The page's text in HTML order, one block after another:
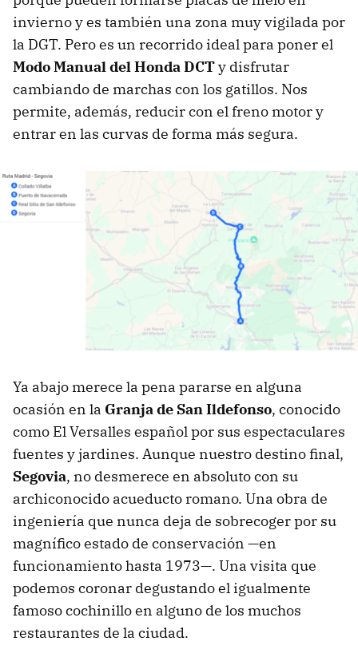
invierno y es también una zona muy vigilada por
la DGT. Pero es un recorrido ideal para poner el
Modo Manual del Honda DCTy disfrutar
cambiando de marchas con los gatillos. Nos
permite, además, reducir con el freno motor y
entrar en las curvas de forma más segura.
Ya abajo merece la pena pararse en alguna
ocasión en la Granja de San Ildefonso, conocido
como El Versalles español por sus espectaculares
fuentes y jardines. Aunque nuestro destino final,
Segovia, no desmerece en absoluto con su
archiconocido acueducto romano. Una obra de
ingeniería que nunca deja de sobrecoger por su
magnífico estado de conservación —en
funcionamiento hasta 1973—. Una visita que
podemos coronar degustando el igualmente
famoso cochinillo en alguno de los muchos
restaurantes de la ciudad.